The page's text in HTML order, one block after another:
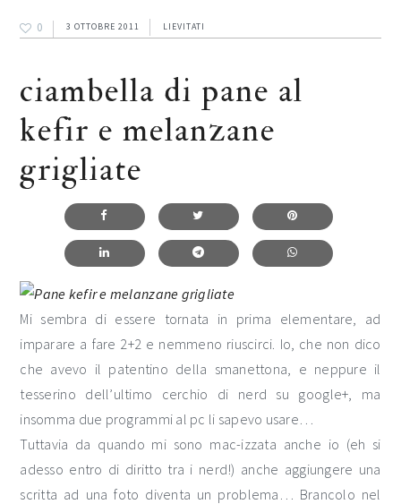
0 3 OTTOBRE 2011 LIEVITATI
ciambella di pane al
kefir e melanzane
grigliate
Mi sembra di essere tornata in prima elementare, ad
imparare a fare 2+2 e nemmeno riuscirci. Io, che non dico
che avevo il patentino della smanettona, e neppure il
tesserino dell’ultimo cerchio di nerd su google+, ma
insomma due programmi al pc li sapevo usare…
Tuttavia da quando mi sono mac-izzata anche io (eh si
adesso entro di diritto tra i nerd!) anche aggiungere una
scritta ad una foto diventa un problema… Brancolo nel